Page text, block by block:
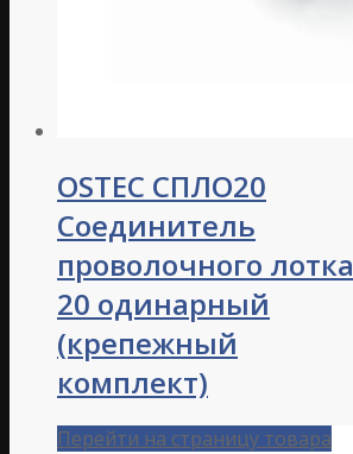
OSTEC СПЛО20
Соединитель
проволочного лотка
20 одинарный
(крепежный
комплект)
Перейти на страницу товара